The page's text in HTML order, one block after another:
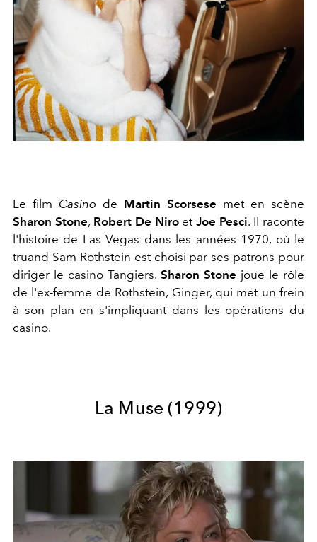
Le film Casino de Martin Scorsese met en scène
Sharon Stone, Robert De NiroetJoe Pesci. Il raconte
l'histoire de Las Vegas dans les années 1970, où le
truand Sam Rothstein est choisi par ses patrons pour
diriger le casino Tangiers. Sharon Stone joue le rôle
de l'ex-femme de Rothstein, Ginger, qui met un frein
à son plan en s'impliquant dans les opérations du
casino.
La Muse (1999)